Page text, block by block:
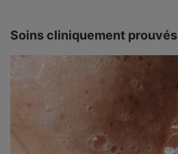
Soins cliniquement prouvés